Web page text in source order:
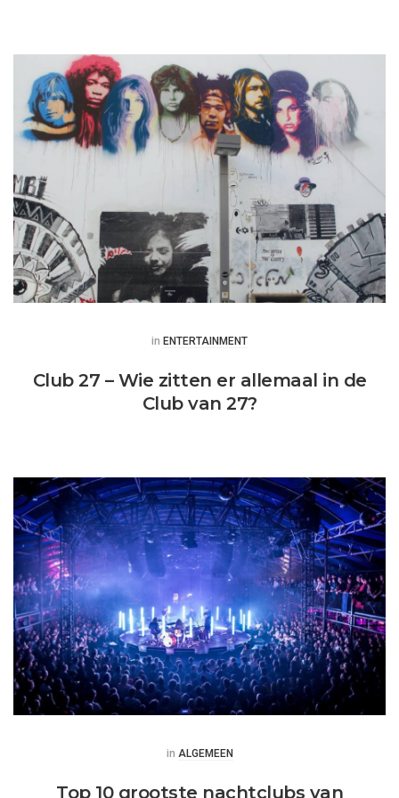
Posted
in ENTERTAINMENT
Club 27 – Wie zitten er allemaal in de
Club van 27?
Posted
in ALGEMEEN
Top 10 grootste nachtclubs van